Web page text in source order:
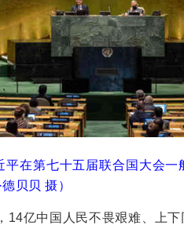
平在第七十五届联合国大会
贝贝 摄）
14亿中国人民不畏艰难、上